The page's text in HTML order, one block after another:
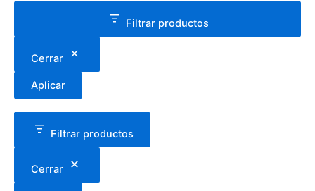
Filtrar productos
Cerrar
Aplicar
Filtrar productos
Cerrar